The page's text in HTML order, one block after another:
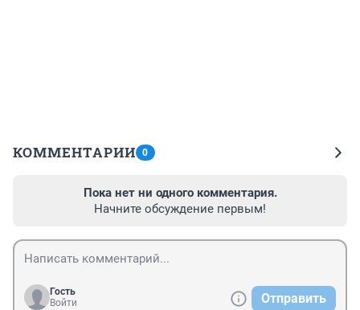
КОММЕНТАРИИ 0
Пока нет ни одного комментария.
Начните обсуждение первым!
Гость
Войти
Отправить